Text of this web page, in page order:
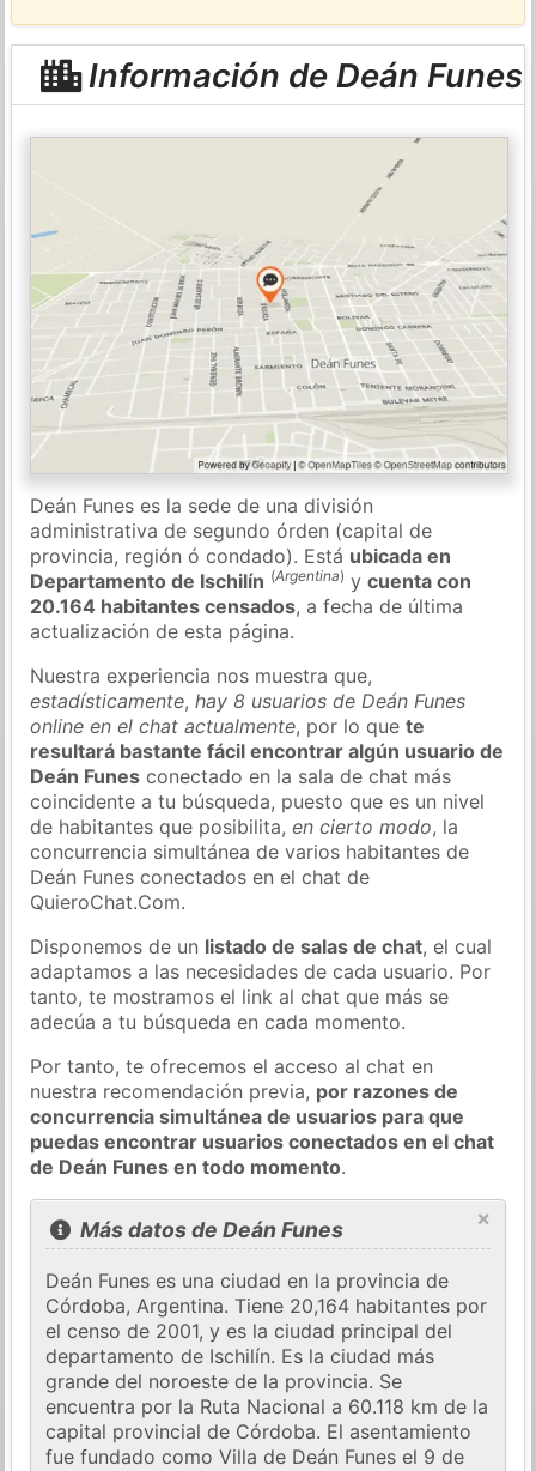
Información de Deán Funes
Deán Funes es la sede de una división
administrativa de segundo órden (capital de
provincia, región ó condado). Está ubicada en
Departamento de Ischilín (Argentina) ycuenta con
20.164 habitantes censados, a fecha de última
actualización de esta página.
Nuestra experiencia nos muestra que,
estadísticamente,hay 8 usuarios de Deán Funes
online en el chat actualmente, por lo quete
resultará bastante fácil encontrar algún usuario de
Deán Funes conectado en la sala de chat más
coincidente a tu búsqueda, puesto que es un nivel
de habitantes que posibilita,en cierto modo, la
concurrencia simultánea de varios habitantes de
Deán Funes conectados en el chat de
QuieroChat.Com.
Disponemos de un listado de salas de chat, el cual
adaptamos a las necesidades de cada usuario. Por
tanto, te mostramos el link al chat que más se
adecúa a tu búsqueda en cada momento.
Por tanto, te ofrecemos el acceso al chat en
nuestra recomendación previa, por razones de
concurrencia simultánea de usuarios para que
puedas encontrar usuarios conectados en el chat
de Deán Funes en todo momento.
×
Más datos de Deán Funes
Deán Funes es una ciudad en la provincia de
Córdoba, Argentina. Tiene 20,164 habitantes por
el censo de 2001, y es la ciudad principal del
departamento de Ischilín. Es la ciudad más
grande del noroeste de la provincia. Se
encuentra por la Ruta Nacional a 60.118 km de la
capital provincial de Córdoba. El asentamiento
fue fundado como Villa de Deán Funes el 9 de